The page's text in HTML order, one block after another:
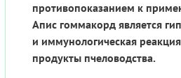
противопоказанием к
Апис гоммакорд является
и иммунологическая
продукты пчеловодства.